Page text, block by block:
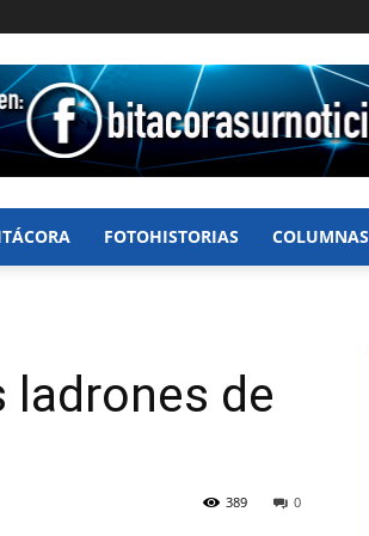
FOTOHISTORIAS COLUMNAS
ladrones de
0
389